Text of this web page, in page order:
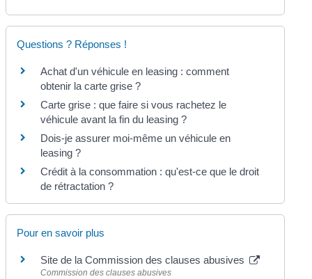
Questions ? Réponses !
Achat d'un véhicule en leasing : comment
obtenir la carte grise ?
Carte grise : que faire si vous rachetez le
véhicule avant la fin du leasing ?
Dois-je assurer moi-même un véhicule en
leasing ?
Crédit à la consommation : qu'est-ce que le droit
de rétractation ?
Pour en savoir plus
Site de la Commission des clauses abusives
Commission des clauses abusives